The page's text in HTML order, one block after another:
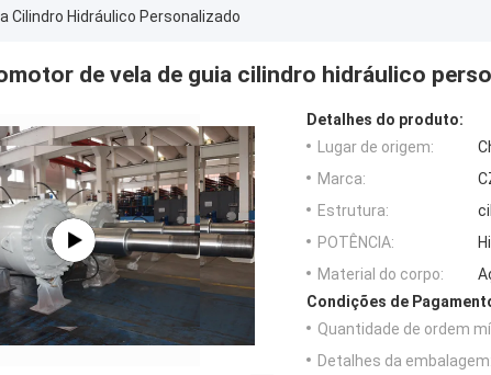
Cilindro Hidráulico Personalizado
de vela de guia cilindro hidráulico
Detalhes do produto:
Lugar de origem:
Marca:
Estrutura:
POTÊNCIA:
Material do corpo:
Condições de
Quantidade de ordem
Detalhes da embalagem: